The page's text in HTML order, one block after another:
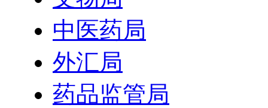
中医药局
外汇局
药品监管局